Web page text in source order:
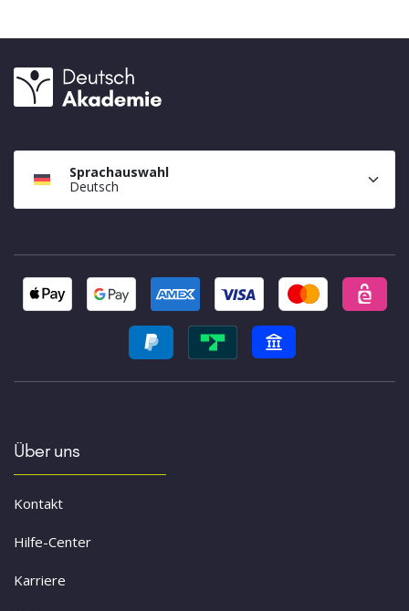
Sprachauswahl
Deutsch
Über uns
Kontakt
Hilfe-Center
Karriere